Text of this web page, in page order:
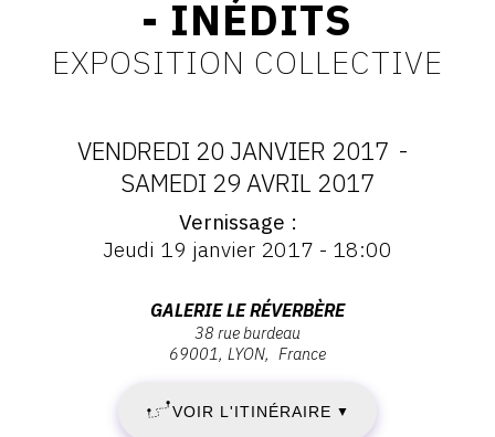
CONTACT
CGU
SUIVEZ-NOUS
INSTAGRAM
FACEBOOK
TWITTER
- INÉDITS
EXPOSITION COLLECTIVE
DATES
:
20
2017
VENDREDI 20 JANVIER 2017 -
SAMEDI 29 AVRIL 2017
Vernissage
Jeudi 19 janvier 2017 - 18:00
GALERIE LE RÉVERBÈRE
38 rue burdeau
69001 LYON France
VOIR L'ITINÉRAIRE ▼